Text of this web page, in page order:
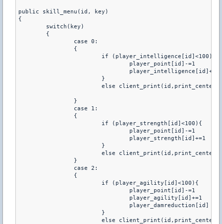
public skill_menu(id, key)
{
	switch(key)
	{
		case 0:
			if (player_intelligence[id]<100){
				player_point[id]-=1
				player_intelligence[id]+=1
			}
else
		}
		case 1:
			if (player_strength[id]<100){
				player_strength[id]+=1
			}
else
		}
		case 2:
			if (player_agility[id]<100){
				player_point[id]-=1
				player_agility[id]+=1
			}
else